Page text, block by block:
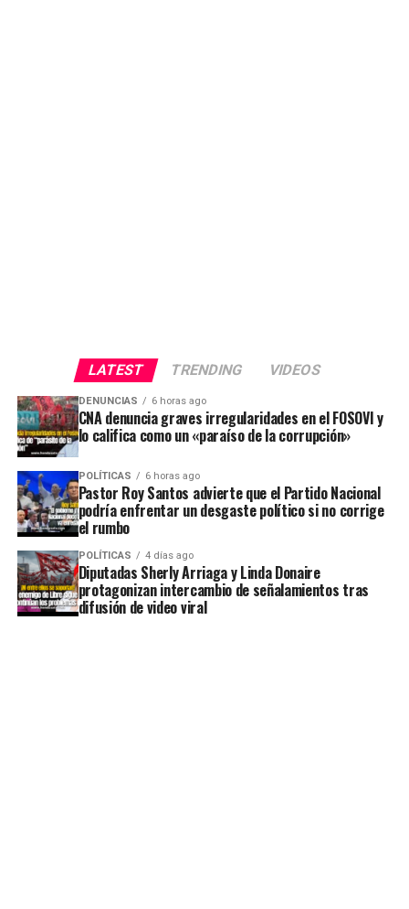
LATEST TRENDING VIDEOS
DENUNCIAS 6 horas ago
CNA denuncia graves irregularidades en el FOSOVI y
lo califica como un «paraíso de la corrupción»
POLÍTICAS 6 horas ago
Pastor Roy Santos advierte que el Partido Nacional
podría enfrentar un desgaste político si no corrige
el rumbo
POLÍTICAS 4 días ago
Diputadas Sherly Arriaga y Linda Donaire
protagonizan intercambio de señalamientos tras
difusión de video viral